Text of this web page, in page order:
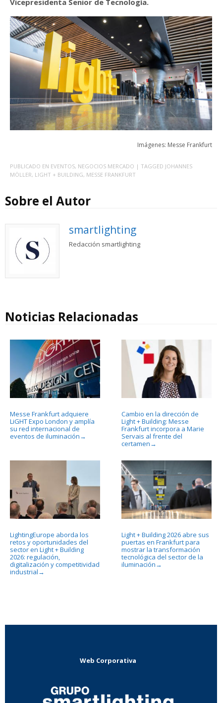
Vicepresidenta Senior de Tecnología.
Imágenes: Messe Frankfurt
PUBLICADO EN EVENTOS, NEGOCIOS MERCADO | TAGGED JOHANNES
MÖLLER, LIGHT + BUILDING, MESSE FRANKFURT
Sobre el Autor
smartlighting
Redacción smartlighting
Noticias Relacionadas
Messe Frankfurt adquiere
LiGHT Expo London y amplía
su red internacional de
eventos de iluminación →
Cambio en la dirección de
Light + Building: Messe
Frankfurt incorpora a Marie
Servais al frente del
certamen →
LightingEurope aborda los
retos y oportunidades del
sector en Light + Building
2026: regulación,
digitalización y competitividad
industrial →
Light + Building 2026 abre sus
puertas en Frankfurt para
mostrar la transformación
tecnológica del sector de la
iluminación →
Web Corporativa